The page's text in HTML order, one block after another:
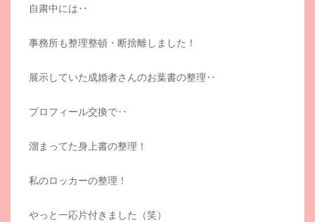
自粛中には‥
事務所も整理整頓・断捨離しました！
展示していた成婚者さんのお葉書の整理‥
プロフィール交換で‥
溜まってた身上書の整理！
私のロッカーの整理！
やっと一応片付きました（笑）